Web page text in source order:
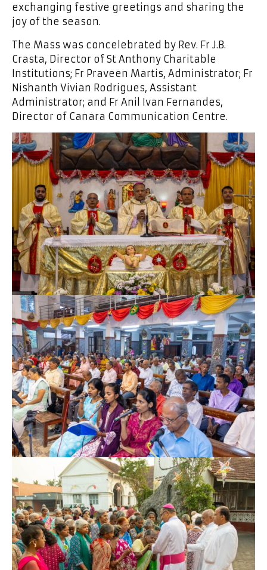
exchanging festive greetings and sharing the
joy of the season.
The Mass was concelebrated by Rev. Fr J.B.
Crasta, Director of St Anthony Charitable
Institutions; Fr Praveen Martis, Administrator; Fr
Nishanth Vivian Rodrigues, Assistant
Administrator; and Fr Anil Ivan Fernandes,
Director of Canara Communication Centre.